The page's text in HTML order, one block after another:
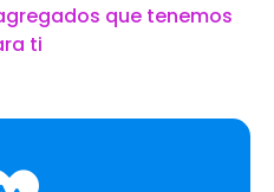
que tenemos
ti